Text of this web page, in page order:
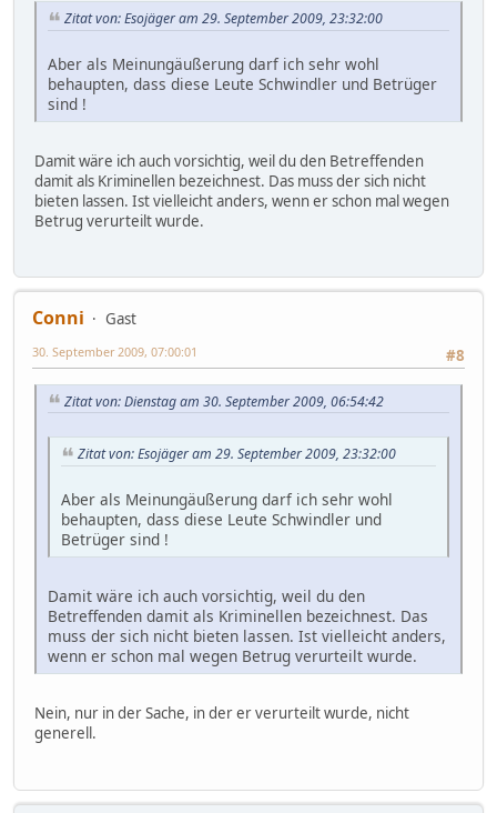
Zitat von: Esojäger am 29. September 2009, 23:32:00
Aber als Meinungäußerung darf ich sehr wohl
behaupten, dass diese Leute Schwindler und Betrüger
sind !
Damit wäre ich auch vorsichtig, weil du den Betreffenden
damit als Kriminellen bezeichnest. Das muss der sich nicht
bieten lassen. Ist vielleicht anders, wenn er schon mal wegen
Betrug verurteilt wurde.
Conni
Gast
#8
30. September 2009, 07:00:01
Zitat von: Dienstag am 30. September 2009, 06:54:42
Zitat von: Esojäger am 29. September 2009, 23:32:00
Aber als Meinungäußerung darf ich sehr wohl
behaupten, dass diese Leute Schwindler und
Betrüger sind !
Damit wäre ich auch vorsichtig, weil du den
Betreffenden damit als Kriminellen bezeichnest. Das
muss der sich nicht bieten lassen. Ist vielleicht anders,
wenn er schon mal wegen Betrug verurteilt wurde.
Nein, nur in der Sache, in der er verurteilt wurde, nicht
generell.